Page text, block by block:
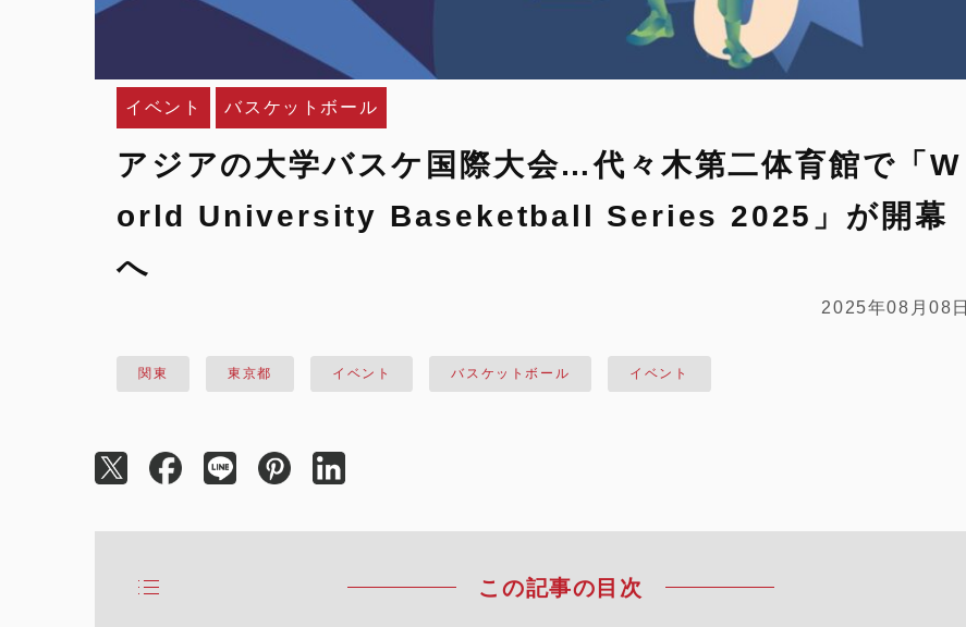
イベント バスケットボール
アジアの大学バスケ国際大会…代々木第二体育館で「W
orld University Baseketball Series 2025」が開幕
へ
2025年08月08日
関東 東京都 イベント バスケットボール イベント
この記事の目次